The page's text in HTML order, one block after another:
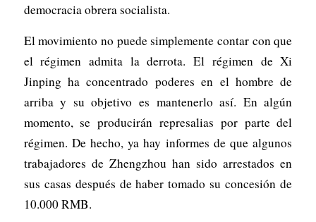
democracia obrera socialista.
El movimiento no puede simplemente contar con que
el régimen admita la derrota. El régimen de Xi
Jinping ha concentrado poderes en el hombre de
arriba y su objetivo es mantenerlo así. En algún
momento, se producirán represalias por parte del
régimen. De hecho, ya hay informes de que algunos
trabajadores de Zhengzhou han sido arrestados en
sus casas después de haber tomado su concesión de
10.000 RMB.